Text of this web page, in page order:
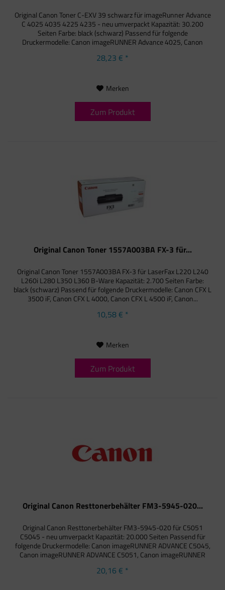
Original Canon Toner C-EXV 39 schwarz für imageRunner Advance
C 4025 4035 4225 4235 - neu umverpackt Kapazität: 30.200
Seiten Farbe: black (schwarz) Passend für folgende
Druckermodelle: Canon imageRUNNER Advance 4025, Canon
28,23 € *
Merken
Zum Produkt
Original Canon Toner 1557A003BA FX-3 für...
Original Canon Toner 1557A003BA FX-3 für LaserFax L220 L240
L260i L280 L350 L360 B-Ware Kapazität: 2.700 Seiten Farbe:
black (schwarz) Passend für folgende Druckermodelle: Canon CFX L
3500 iF, Canon CFX L 4000, Canon CFX L 4500 iF, Canon...
10,58 € *
Merken
Zum Produkt
Original Canon Resttonerbehälter FM3-5945-020...
Original Canon Resttonerbehälter FM3-5945-020 für C5051
C5045 - neu umverpackt Kapazität: 20.000 Seiten Passend für
folgende Druckermodelle: Canon imageRUNNER ADVANCE C5045,
Canon imageRUNNER ADVANCE C5051, Canon imageRUNNER
20,16 € *